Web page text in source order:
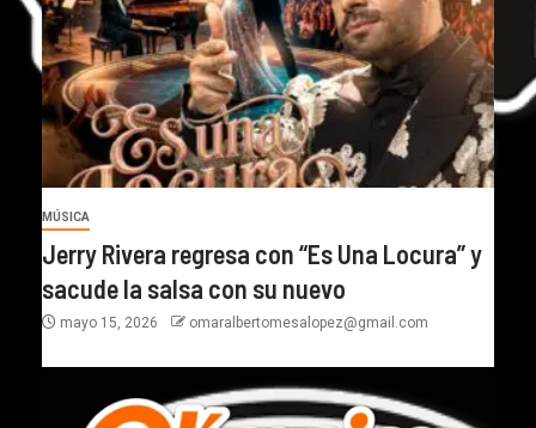
MÚSICA
Jerry Rivera regresa con “Es Una Locura” y
sacude la salsa con su nuevo
mayo 15, 2026 omaralbertomesalopez@gmail.com